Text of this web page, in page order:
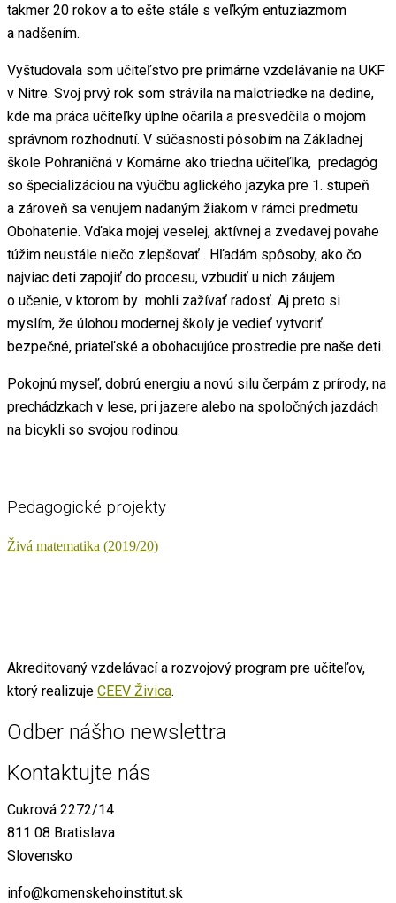
takmer 20 rokov a to ešte stále s veľkým entuziazmom
a nadšením.
Vyštudovala som učiteľstvo pre primárne vzdelávanie na UKF
v Nitre. Svoj prvý rok som strávila na malotriedke na dedine,
kde ma práca učiteľky úplne očarila a presvedčila o mojom
správnom rozhodnutí. V súčasnosti pôsobím na Základnej
škole Pohraničná v Komárne ako triedna učiteľlka, predagóg
so špecializáciou na výučbu aglického jazyka pre 1. stupeň
a zároveň sa venujem nadaným žiakom v rámci predmetu
Obohatenie. Vďaka mojej veselej, aktívnej a zvedavej povahe
túžim neustále niečo zlepšovať . Hľadám spôsoby, ako čo
najviac deti zapojiť do procesu, vzbudiť u nich záujem
o učenie, v ktorom by mohli zažívať radosť. Aj preto si
myslím, že úlohou modernej školy je vedieť vytvoriť
bezpečné, priateľské a obohacujúce prostredie pre naše deti.
Pokojnú myseľ, dobrú energiu a novú silu čerpám z prírody, na
prechádzkach v lese, pri jazere alebo na spoločných jazdách
na bicykli so svojou rodinou.
Pedagogické projekty
Živá matematika (2019/20)
Akreditovaný vzdelávací a rozvojový program pre učiteľov,
ktorý realizuje CEEV Živica.
Odber nášho newslettra
Kontaktujte nás
Cukrová 2272/14
811 08 Bratislava
Slovensko
info@komenskehoinstitut.sk